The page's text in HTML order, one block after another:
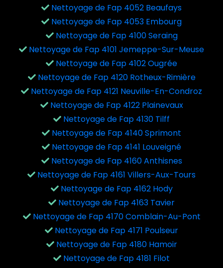
Nettoyage de Fap 4052 Beaufays
Nettoyage de Fap 4053 Embourg
Nettoyage de Fap 4100 Seraing
Nettoyage de Fap 4101 Jemeppe-Sur-Meuse
Nettoyage de Fap 4102 Ougrée
Nettoyage de Fap 4120 Rotheux-Rimière
Nettoyage de Fap 4121 Neuville-En-Condroz
Nettoyage de Fap 4122 Plainevaux
Nettoyage de Fap 4130 Tilff
Nettoyage de Fap 4140 Sprimont
Nettoyage de Fap 4141 Louveigné
Nettoyage de Fap 4160 Anthisnes
Nettoyage de Fap 4161 Villers-Aux-Tours
Nettoyage de Fap 4162 Hody
Nettoyage de Fap 4163 Tavier
Nettoyage de Fap 4170 Comblain-Au-Pont
Nettoyage de Fap 4171 Poulseur
Nettoyage de Fap 4180 Hamoir
Nettoyage de Fap 4181 Filot